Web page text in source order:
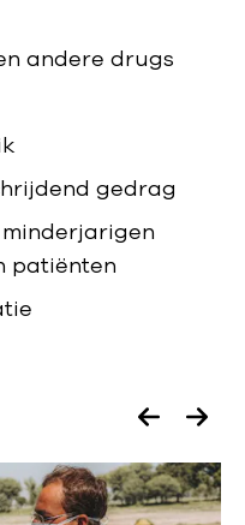
andere drugs
gedrag
patiënten
V
o
r
V
o
l